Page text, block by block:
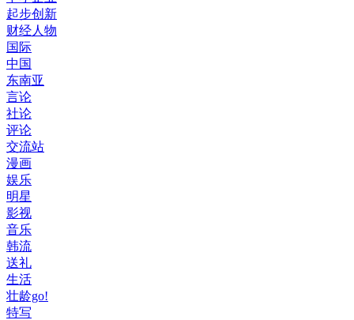
起步创新
财经人物
国际
中国
东南亚
言论
社论
评论
交流站
漫画
娱乐
明星
影视
音乐
韩流
送礼
生活
壮龄go!
特写